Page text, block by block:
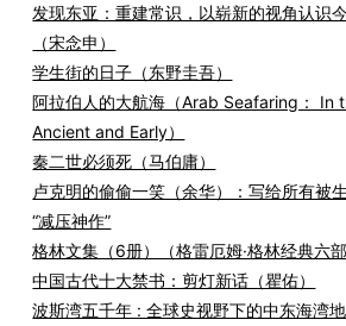
发现东亚：重建常识，以崭新的视角认识
（宋念申）
学生街的日子（东野圭吾）
阿拉伯人的大航海（Arab Seafaring： In
Ancient and Early）
秦二世必须死（马伯庸）
卢克明的偷偷一笑（余华）：写给所有被
“减压神作”
格林文集（6册）（格雷厄姆·格林经典六部
中国古代十大禁书：剪灯新话（瞿佑）
波斯湾五千年 : 全球史视野下的中东海湾